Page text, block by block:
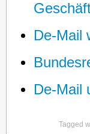
De-Mail
De-Mail
Tagged